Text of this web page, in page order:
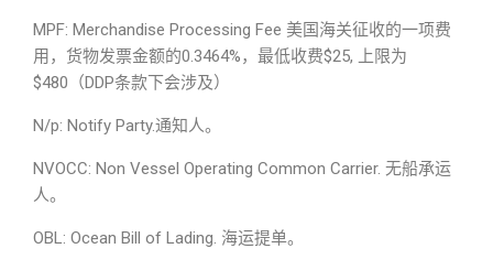
MPF: Merchandise Processing Fee 美国海关征收的一项费
用，货物发票金额的0.3464%，最低收费$25, 上限为
$480（DDP条款下会涉及）
N/p: Notify Party.通知人。
NVOCC: Non Vessel Operating Common Carrier. 无船承运
人。
OBL: Ocean Bill of Lading. 海运提单。